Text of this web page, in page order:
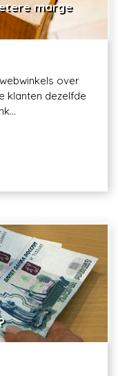
marge
over
klanten dezelfde